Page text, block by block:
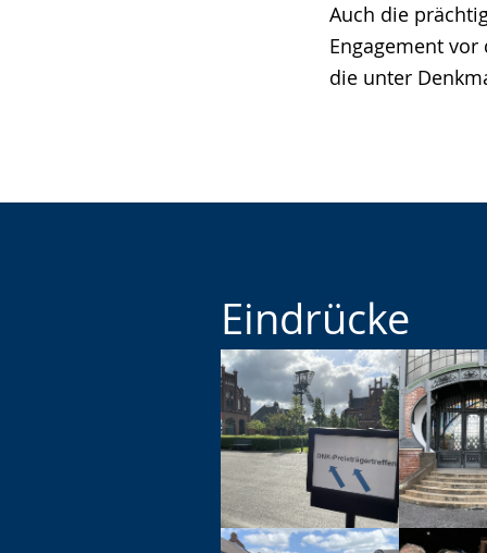
Auch die
Engagement vor
die unter
Eindrücke